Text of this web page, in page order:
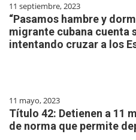
11 septiembre, 2023
“Pasamos hambre y
migrante cubana cuenta
intentando cruzar a los
11 mayo, 2023
Título 42: Detienen a 11
de norma que permite